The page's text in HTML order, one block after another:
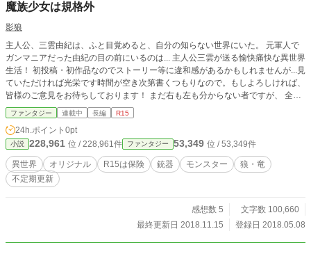
魔族少女は規格外
影狼
主人公、三雲由紀は、ふと目覚めると、自分の知らない世界にいた。 元軍人で
ガンマニアだった由紀の目の前にいるのは... 主人公三雲が送る愉快痛快な異世界
生活！ 初投稿・初作品なのでストーリー等に違和感があるかもしれませんが...見
ていただければ光栄です時間が空き次第書くつもりなので。もしよろしければ、
皆様のご意見をお待ちしております！ まだ右も左も分からない者ですが、 全力
で頑張ります！ ーーーーーーーーーーーーーーーーーーーー どうも、影狼で
す。 この度、読者様のお気に入り数が100名を超えた事を非常に嬉しく思います
そして何より、 次の話を書く気力としても十分に励みになりますw 「この作品
は、面白く思われるかな」とか、 「見て頂いて、何かおかしいところがないか
な」とか、いろいろ不安だらけですが、 できる限り面白可笑しく、何より見て
飽きなくて、思わず笑いが出るような作品を作って見たいと思っています！面白
いと思っていただければと思っております もしよければ感想を頂ければ幸いで
ファンタジー 連載中 長編 R15
24h.ポイント 0pt
小説 228,961 位 / 228,961件 ファンタジー 53,349 位 / 53,349件
異世界 オリジナル R15は保険 銃器 モンスター
狼・竜
不定期更新
感想数 5
文字数 100,660
最終更新日 2018.11.15
登録日 2018.05.08